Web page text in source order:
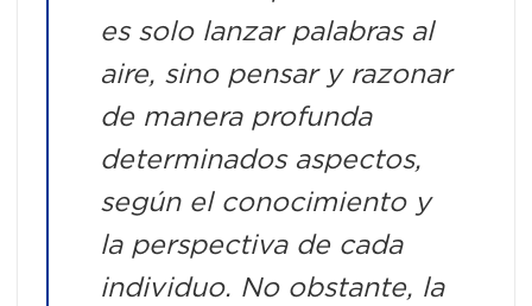
es solo lanzar palabras al
aire, sino pensar y razonar
de manera profunda
determinados aspectos,
según el conocimiento y
la perspectiva de cada
individuo. No obstante, la